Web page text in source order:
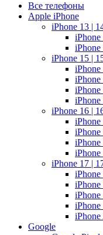
Все телефоны
Apple iPhone
iPhone 13 |
iPhone
iPhone
iPhone 15 |
iPhone
iPhone
iPhone
iPhone 16 |
iPhone
iPhone
iPhone
iPhone 17 |
iPhone
iPhone
iPhone
Google